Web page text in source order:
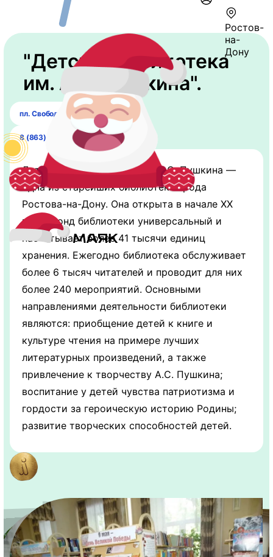
Ростов-
на-
Дону
"Детская библиотека
им. А.С. Пушкина".
пл. Свободы, 4
8 (863) 251-44-88
Детская библиотека имени А.С. Пушкина —
одна из старейших библиотек города
Ростова-на-Дону. Она открыта в начале ХХ
века. Фонд библиотеки универсальный и
насчитывает более 41 тысячи единиц
хранения. Ежегодно библиотека обслуживает
более 6 тысяч читателей и проводит для них
более 240 мероприятий. Основными
направлениями деятельности библиотеки
являются: приобщение детей к книге и
культуре чтения на примере лучших
литературных произведений, а также
привлечение к творчеству А.С. Пушкина;
воспитание у детей чувства патриотизма и
гордости за героическую историю Родины;
развитие творческих способностей детей.